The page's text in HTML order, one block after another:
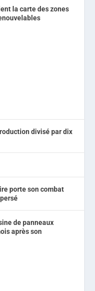
la carte des zones
divisé par dix
porte son combat
de panneaux
après son